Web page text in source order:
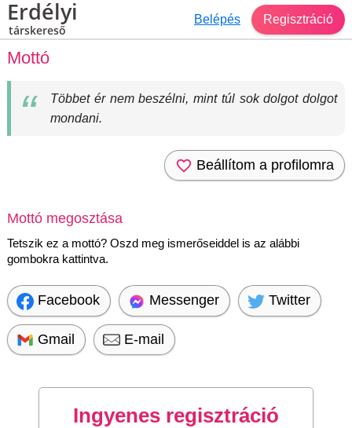
Erdélyi
társkereső
Belépés Regisztráció
Mottó
Többet ér nem beszélni, mint túl sok dolgot dolgot
mondani.
Beállítom a profilomra
Mottó megosztása
Tetszik ez a mottó? Oszd meg ismerőseiddel is az alábbi
gombokra kattintva.
Facebook Messenger Twitter
Gmail E-mail
Ingyenes regisztráció